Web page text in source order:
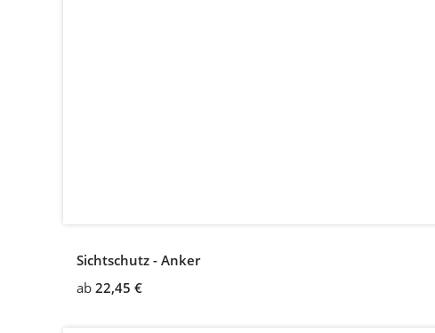
Sichtschutz - Anker
ab 22,45 €